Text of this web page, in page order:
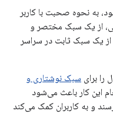
به نحوه صحبت با کاربر
از یک سبک مختصر و
از یک سبک ثابت در سراسر
برای سبک نوشتاری و
این کار باعث می‌شود
و به کاربران کمک می‌کند